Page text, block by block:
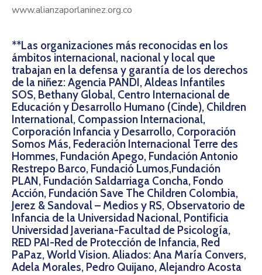
www.alianzaporlaninez.org.co
**Las organizaciones más reconocidas en los
ámbitos internacional, nacional y local que
trabajan en la defensa y garantía de los derechos
de la niñez: Agencia PANDI, Aldeas Infantiles
SOS, Bethany Global, Centro Internacional de
Educación y Desarrollo Humano (Cinde), Children
International, Compassion Internacional,
Corporación Infancia y Desarrollo, Corporación
Somos Más, Federación Internacional Terre des
Hommes, Fundación Apego, Fundación Antonio
Restrepo Barco, Fundació Lumos,Fundación
PLAN, Fundación Saldarriaga Concha, Fondo
Acción, Fundación Save The Children Colombia,
Jerez & Sandoval – Medios y RS, Observatorio de
Infancia de la Universidad Nacional, Pontificia
Universidad Javeriana-Facultad de Psicología,
RED PAI-Red de Protección de Infancia, Red
PaPaz, World Vision. Aliados: Ana María Convers,
Adela Morales, Pedro Quijano, Alejandro Acosta